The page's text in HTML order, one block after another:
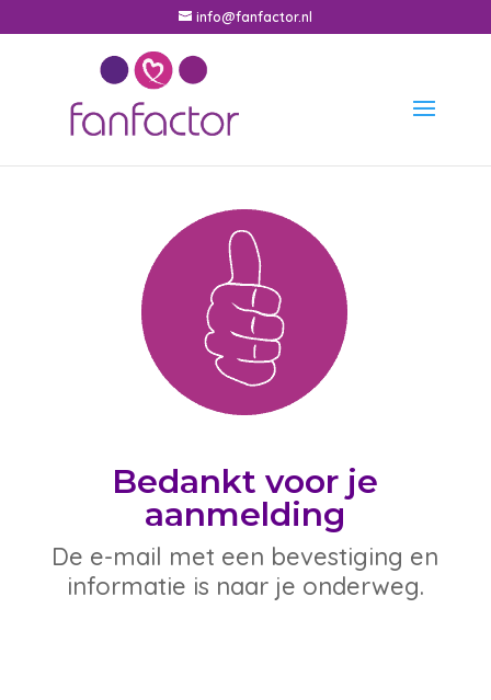
info@fanfactor.nl
Bedankt voor je
aanmelding
De e-mail met een bevestiging en
informatie is naar je onderweg.